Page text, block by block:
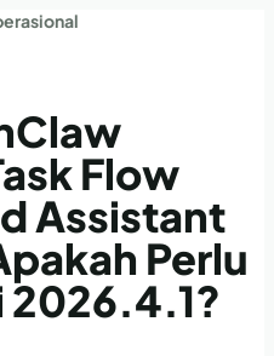
Flow
Assistant
Perlu
2026.4.1?